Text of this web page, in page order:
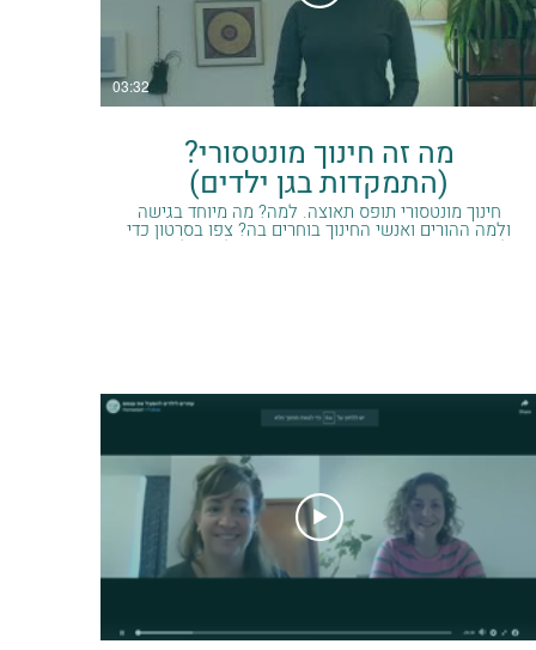
03:32
מה זה חינוך מונטסורי?
(התמקדות בגן ילדים)
חינוך מונטסורי תופס תאוצה. למה? מה מיוחד בגישה
ולמה ההורים ואנשי החינוך בוחרים בה? צפו בסרטון כדי
להבין את עקרונות הגישה, איך נראה גן ולמה, ולהתרשם